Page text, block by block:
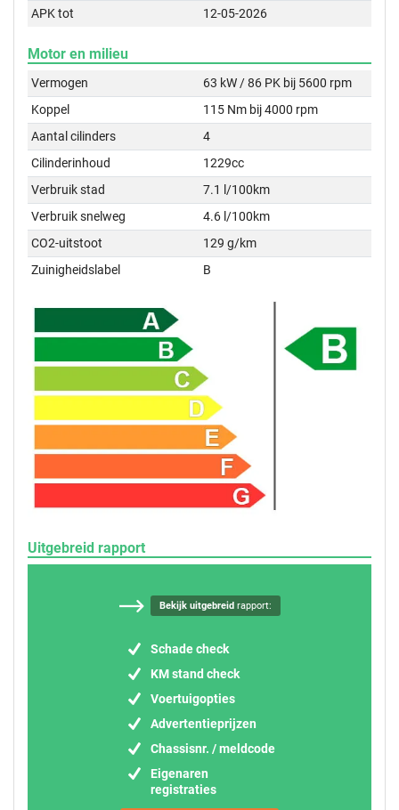
APK tot
12-05-2026
Motor en milieu
Vermogen
63 kW / 86 PK bij 5600 rpm
Koppel
115 Nm bij 4000 rpm
Aantal cilinders
4
Cilinderinhoud
1229cc
Verbruik stad
7.1 l/100km
Verbruik snelweg
4.6 l/100km
CO2-uitstoot
129 g/km
Zuinigheidslabel
B
Uitgebreid rapport
Bekijk uitgebreidrapport:
Schade check
KM stand check
Voertuigopties
Advertentieprijzen
Chassisnr. / meldcode
Eigenaren
registraties